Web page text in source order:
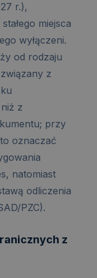
r.),
miejsca
wyłączeni.
od rodzaju
z
z
przy
oznaczać
natomiast
odliczenia
PZC).
z